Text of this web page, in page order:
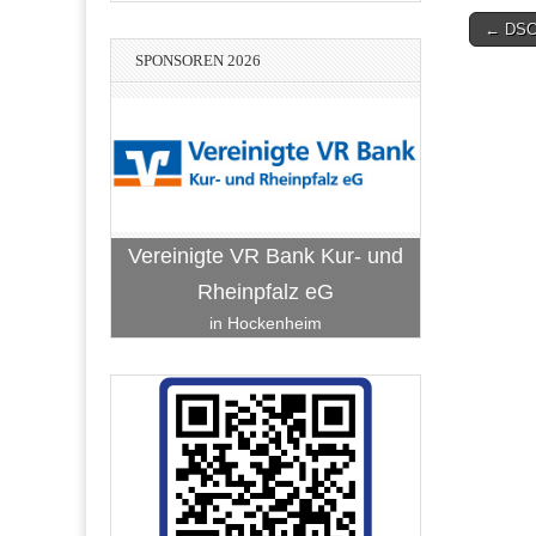
Post←
SPONSOREN 2026
Bach-Bellm-Heidrich-Becker
Vereinigte VR Bank Kur- und
Rheinpfalz eG
in Hockenheim